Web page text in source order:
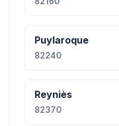
Puylaroque
82240
Reyniès
82370